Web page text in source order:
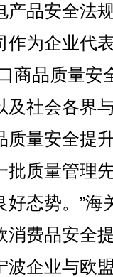
产品安全法
作为企业代
商品质量安
及社会各界
质量安全提
批质量管理
态势。”海
消费品安全
波企业与欧